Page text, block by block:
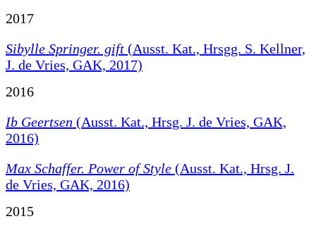
2017
Sibylle Springer. gift (Ausst. Kat., Hrsgg. S. Kellner,
J. de Vries, GAK, 2017)
2016
Ib Geertsen (Ausst. Kat., Hrsg. J. de Vries, GAK,
2016)
Max Schaffer. Power of Style (Ausst. Kat., Hrsg. J.
de Vries, GAK, 2016)
2015